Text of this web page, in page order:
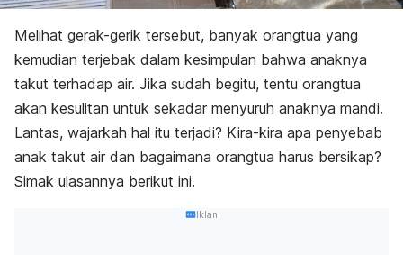
Melihat gerak-gerik tersebut, banyak orangtua yang
kemudian terjebak dalam kesimpulan bahwa anaknya
takut terhadap air. Jika sudah begitu, tentu orangtua
akan kesulitan untuk sekadar menyuruh anaknya mandi.
Lantas, wajarkah hal itu terjadi? Kira-kira apa penyebab
anak takut air dan bagaimana orangtua harus bersikap?
Simak ulasannya berikut ini.
Iklan